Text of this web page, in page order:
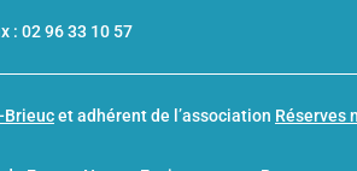
: 02 96 33 10 57
Brieucet adhérent de l’association Réserves